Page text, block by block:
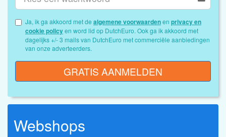
Ja, ik ga akkoord met de algemene voorwaardenen privacy en
cookie policy
dagelijks +/- 3 mails van DutchEuro met commerciële aanbiedingen
van onze adverteerders.
GRATIS AANMELDEN
Webshops